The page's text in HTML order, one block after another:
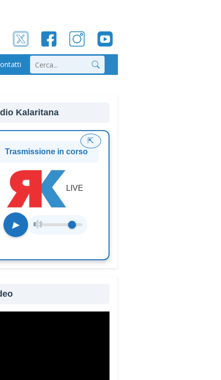
Cerca
Kalaritana
Trasmissione in corso
LIVE
▶
⇱